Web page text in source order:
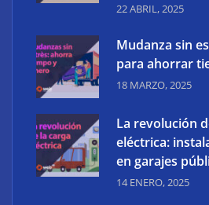
22 ABRIL, 2025
Mudanza sin
para ahorrar
18 MARZO, 2025
La revolución
eléctrica:
en garajes
14 ENERO, 2025